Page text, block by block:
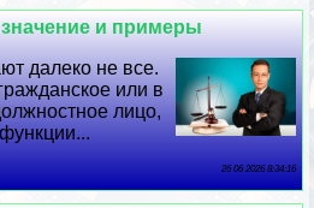
и примеры
далеко не все.
или в
лицо,
26 06 2026 8:34:16